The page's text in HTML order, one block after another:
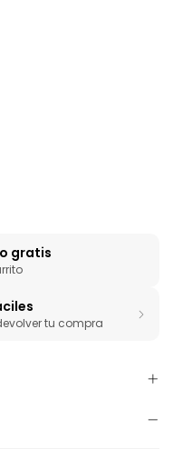
gratis
tu compra